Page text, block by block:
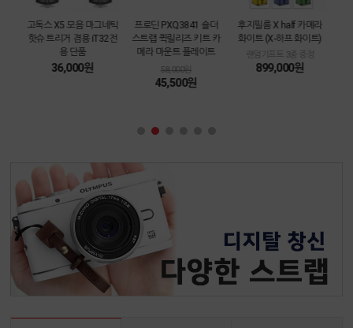
고독스 X5 모음 마그네틱
핫슈 트리거 겸용 iT32전
용 단품
36,000원
프로딘 PXQ3841 숄더
스트랩 퀵릴리즈 키트 카
메라 마운트 플레이트
58,000원
45,500원
후지필름 X half 카메라
화이트 (X-하프 화이트)
랜덤기프트 3종 증정
899,000원